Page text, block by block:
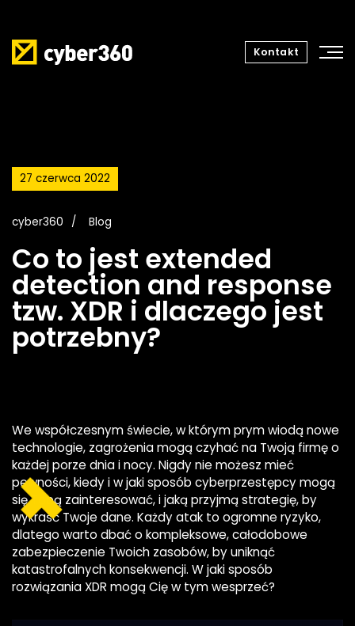
Kontakt
27 czerwca 2022
cyber360 Blog
Co to jest extended
detection and response
tzw. XDR i dlaczego jest
potrzebny?
We współczesnym świecie, w którym prym wiodą nowe
technologie, zagrożenia mogą czyhać na Twoją firmę o
każdej porze dnia i nocy. Nigdy nie możesz mieć
pewności, kiedy i w jaki sposób cyberprzestępcy mogą
się Tobą zainteresować, i jaką przyjmą strategię, by
wykraść Twoje dane. Każdy atak to ogromne ryzyko,
dlatego warto dbać o kompleksowe, całodobowe
zabezpieczenie Twoich zasobów, by uniknąć
katastrofalnych konsekwencji. W jaki sposób
rozwiązania XDR mogą Cię w tym wesprzeć?